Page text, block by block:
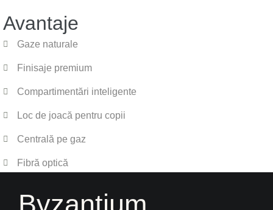
Avantaje
Gaze naturale
Finisaje premium
Compartimentări inteligente
Loc de joacă pentru copii
Centrală pe gaz
Fibră optică